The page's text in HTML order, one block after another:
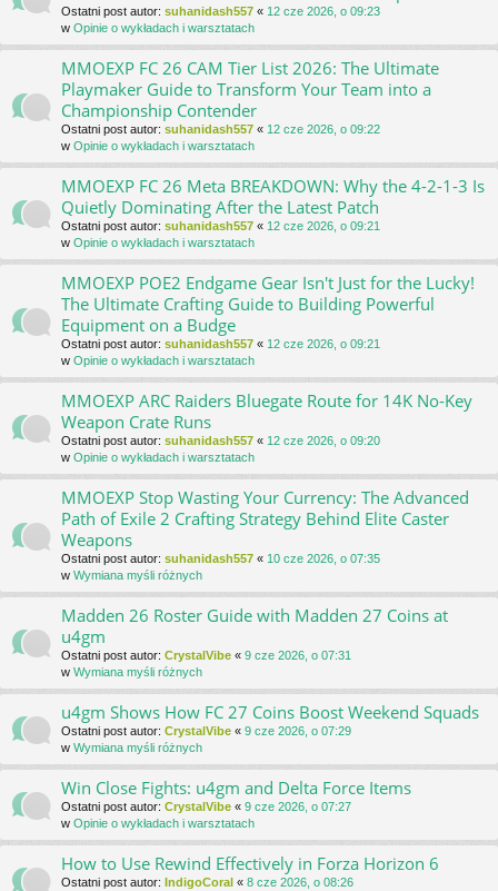
Ostatni post autor: suhanidash557 « 12 cze 2026, o 09:23
w Opinie o wykładach i warsztatach
MMOEXP FC 26 CAM Tier List 2026: The Ultimate
Playmaker Guide to Transform Your Team into a
Championship Contender
Ostatni post autor: suhanidash557 « 12 cze 2026, o 09:22
w Opinie o wykładach i warsztatach
MMOEXP FC 26 Meta BREAKDOWN: Why the 4-2-1-3 Is
Quietly Dominating After the Latest Patch
Ostatni post autor: suhanidash557 « 12 cze 2026, o 09:21
w Opinie o wykładach i warsztatach
MMOEXP POE2 Endgame Gear Isn't Just for the Lucky!
The Ultimate Crafting Guide to Building Powerful
Equipment on a Budge
Ostatni post autor: suhanidash557 « 12 cze 2026, o 09:21
w Opinie o wykładach i warsztatach
MMOEXP ARC Raiders Bluegate Route for 14K No-Key
Weapon Crate Runs
Ostatni post autor: suhanidash557 « 12 cze 2026, o 09:20
w Opinie o wykładach i warsztatach
MMOEXP Stop Wasting Your Currency: The Advanced
Path of Exile 2 Crafting Strategy Behind Elite Caster
Weapons
Ostatni post autor: suhanidash557 « 10 cze 2026, o 07:35
w Wymiana myśli różnych
Madden 26 Roster Guide with Madden 27 Coins at
u4gm
Ostatni post autor: CrystalVibe « 9 cze 2026, o 07:31
w Wymiana myśli różnych
u4gm Shows How FC 27 Coins Boost Weekend Squads
Ostatni post autor: CrystalVibe « 9 cze 2026, o 07:29
w Wymiana myśli różnych
Win Close Fights: u4gm and Delta Force Items
Ostatni post autor: CrystalVibe « 9 cze 2026, o 07:27
w Opinie o wykładach i warsztatach
How to Use Rewind Effectively in Forza Horizon 6
Ostatni post autor: IndigoCoral « 8 cze 2026, o 08:26